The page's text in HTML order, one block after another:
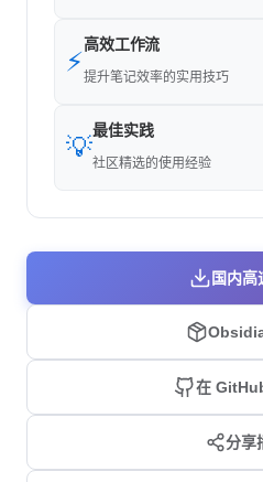
⚡
高效工作流
提升笔记效率的实用技巧
💡
最佳实践
社区精选的使用经验
国内高
在
分享